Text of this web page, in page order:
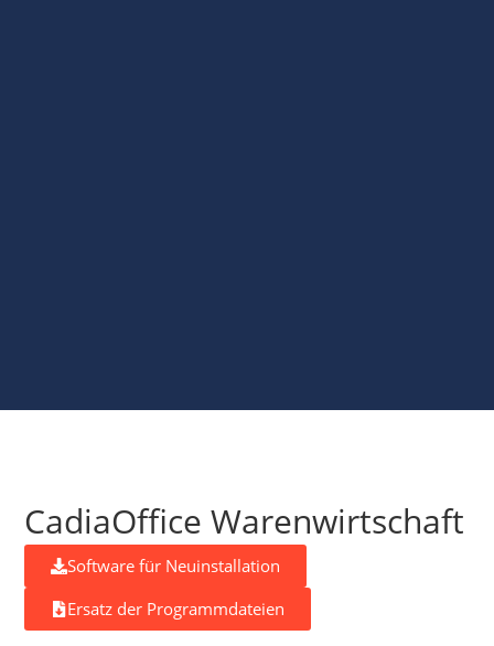
CadiaOffice Warenwirtschaft
Software für Neuinstallation
Ersatz der Programmdateien